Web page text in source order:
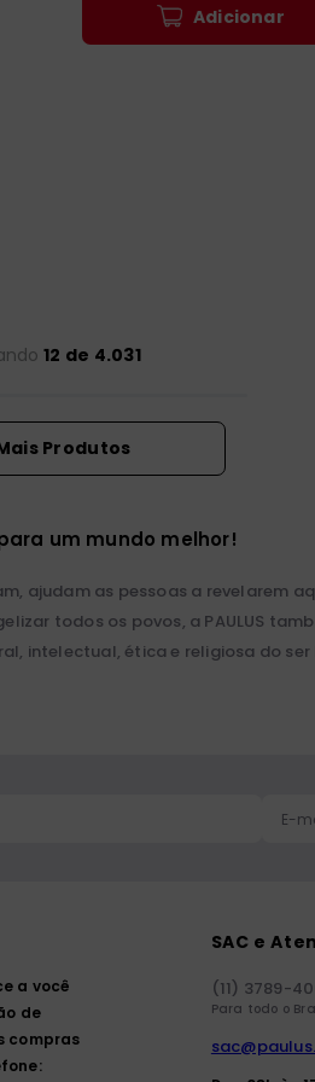
Adicionar
12 de 4.031
um mundo melhor!
ajudam as pessoas a revelarem
todos os povos, a PAULUS
intelectual, ética e religiosa do ser
a você
de
compras
SAC e
(11) 3789-
Para todo o